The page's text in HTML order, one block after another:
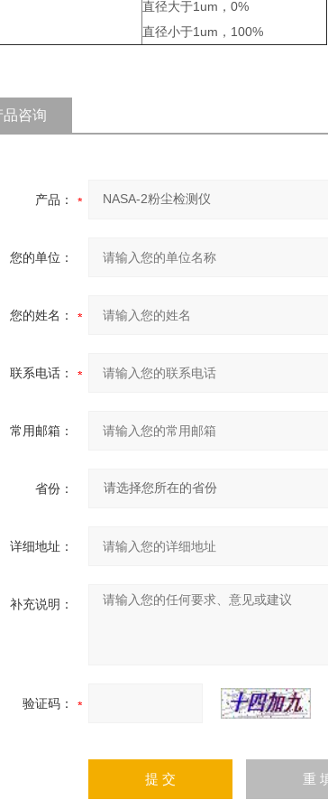
直径大于1um，0%
直径小于1um，100%
品咨询
产品：
您的单位：
您的姓名：
联系电话：
常用邮箱：
省份：
详细地址：
补充说明：
验证码：